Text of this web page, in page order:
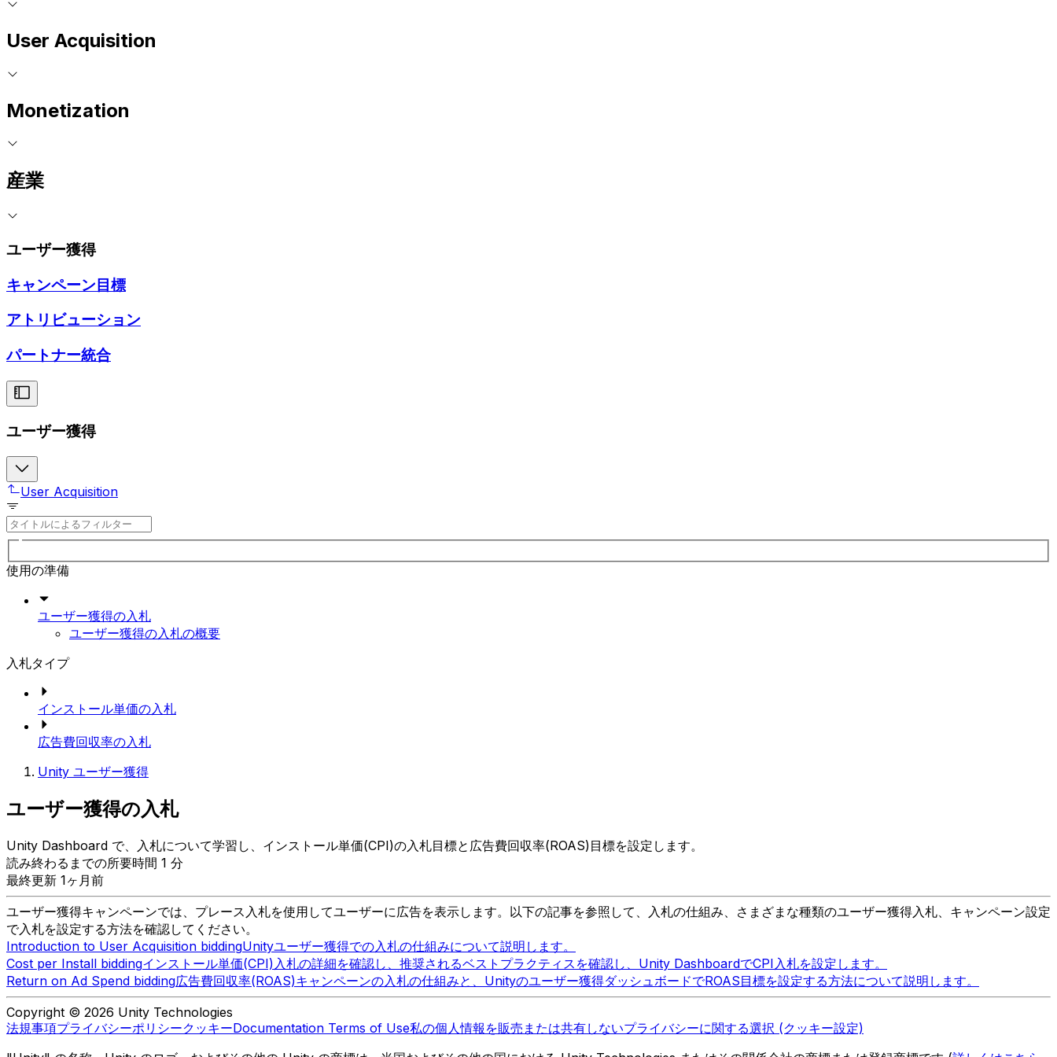
User Acquisition
Monetization
産業
ユーザー獲得
キャンペーン目標
アトリビューション
パートナー統合
ユーザー獲得
User Acquisition
使用の準備
ユーザー獲得の入札
ユーザー獲得の入札の概要
入札タイプ
インストール単価の入札
広告費回収率の入札
Unity ユーザー獲得
ユーザー獲得の入札
Unity Dashboard で、入札について学習し、インストール単価(CPI)の入札目標と広告費回収率(ROAS)目標を設定します。
読み終わるまでの所要時間 1 分
最終更新 1ヶ月前
ユーザー獲得キャンペーンでは、プレース入札を使用してユーザーに広告を表示します。以下の記事を参照して、入札の仕組み、さまざまな種類のユーザー獲得入札、キャンペーン設定
で入札を設定する方法を確認してください。
Introduction to User Acquisition biddingUnityユーザー獲得での入札の仕組みについて説明します。
Cost per Install biddingインストール単価(CPI)入札の詳細を確認し、推奨されるベストプラクティスを確認し、Unity DashboardでCPI入札を設定します。
Return on Ad Spend bidding広告費回収率(ROAS)キャンペーンの入札の仕組みと、Unityのユーザー獲得ダッシュボードでROAS目標を設定する方法について説明します。
Copyright © 2026 Unity Technologies
法規事項プライバシーポリシークッキーDocumentation Terms of Use私の個人情報を販売または共有しないプライバシーに関する選択 (クッキー設定)